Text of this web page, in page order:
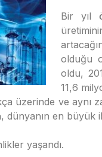
Bir yıl
olduğu
oldu,
11,6
üzerinde ve aynı
dünyanın en büyük
yaşandı.